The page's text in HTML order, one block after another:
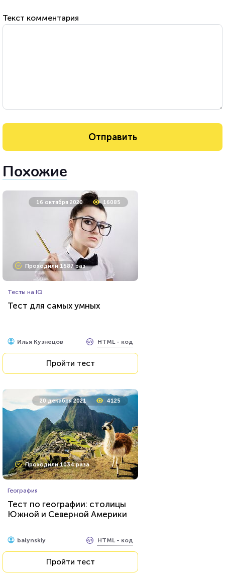
Текст комментария
Похожие
16 октября 2020 16085
Проходили 1587 раз
Тесты на IQ
Тест для самых умных
Илья Кузнецов HTML - код
Пройти тест
20 декабря 2021 4125
Проходили 1034 раза
География
Тест по географии: столицы
Южной и Северной Америки
balynskiy HTML - код
Пройти тест